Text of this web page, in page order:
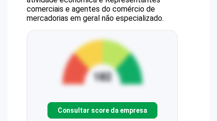
comerciais e agentes do comércio de
mercadorias em geral não especializado.
Consultar score da empresa